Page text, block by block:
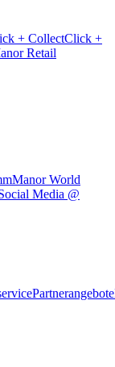
+ CollectClick +
Retail
Manor World
Media @
Partnerangebote